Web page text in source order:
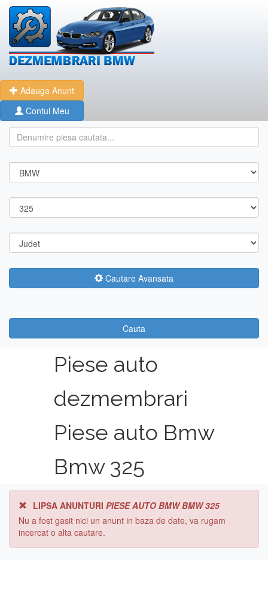
Adauga Anunt
Contul Meu
Cautare Avansata
Cauta
Piese auto
dezmembrari
Piese auto Bmw
Bmw 325
LIPSA ANUNTURI PIESE AUTO BMW BMW 325
Nu a fost gasit nici un anunt in baza de date, va rugam
incercat o alta cautare.